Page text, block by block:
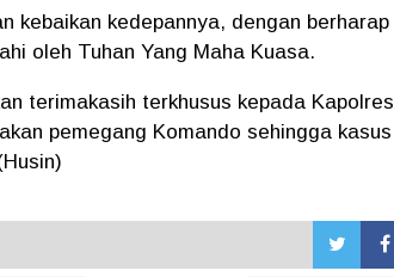
kebaikan kedepannya, dengan berharap
oleh Tuhan Yang Maha Kuasa.
terimakasih terkhusus kepada Kapolres
pemegang Komando sehingga kasus